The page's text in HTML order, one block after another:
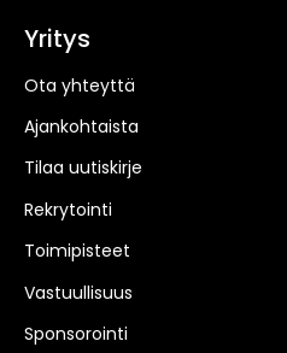
Yritys
Ota yhteyttä
Ajankohtaista
Tilaa uutiskirje
Rekrytointi
Toimipisteet
Vastuullisuus
Sponsorointi